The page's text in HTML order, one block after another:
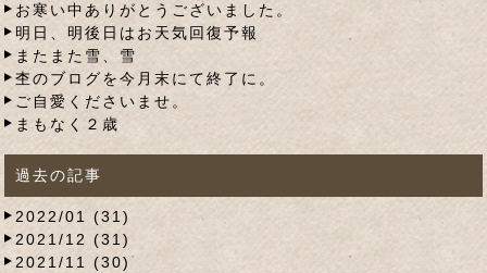
お寒い中ありがとうございました。
明日、明後日はお天気回復予報
またまた雪、雪
杢のブログを今月末にて終了に。
ご自愛くださいませ。
まもなく２歳
過去の記事
2022/01 (31)
2021/12 (31)
2021/11 (30)